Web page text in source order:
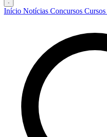
Início Notícias Concursos Cursos